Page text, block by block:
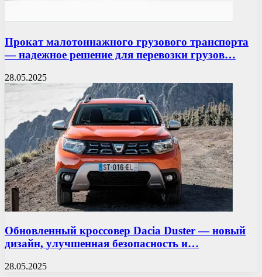
Прокат малотоннажного грузового транспорта
— надежное решение для перевозки грузов…
28.05.2025
Обновленный кроссовер Dacia Duster — новый
дизайн, улучшенная безопасность и…
28.05.2025